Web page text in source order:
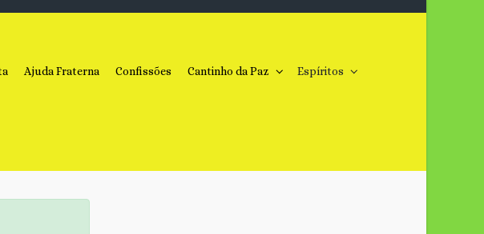
Ajuda Fraterna Confissões Cantinho da Paz Espíritos